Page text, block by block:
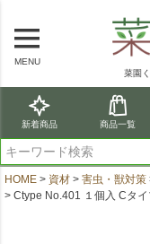
MENU
菜園
新着商品 商品一覧
HOME 資材 害虫・獣対策
Ctype No.401 １個入 Cタ